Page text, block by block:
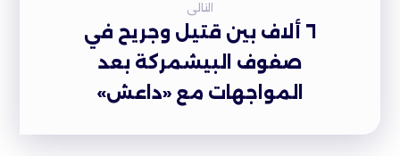
التالى
٦ ألاف بين قتيل وجريح في
صفوف البيشمركة بعد
المواجهات مع «داعش»